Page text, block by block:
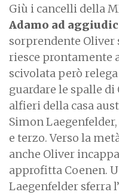
Giù i cancelli della
Adamo ad
sorprendente Oliver
riesce prontamente
scivolata però
guardare le spalle
alfieri della casa
Simon
e terzo. Verso la
anche Oliver
approfitta Coenen.
Laegenfelder sferra